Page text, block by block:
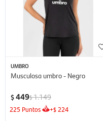
UMBRO
Musculosa umbro - Negro
$449$1.149
225 Puntos +$ 224